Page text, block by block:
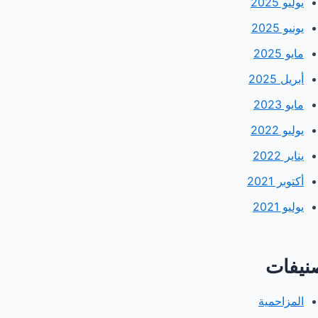
يونيو 2025
مايو 2025
أبريل 2025
مايو 2023
يوليو 2022
يناير 2022
أكتوبر 2021
يوليو 2021
المزاحمية